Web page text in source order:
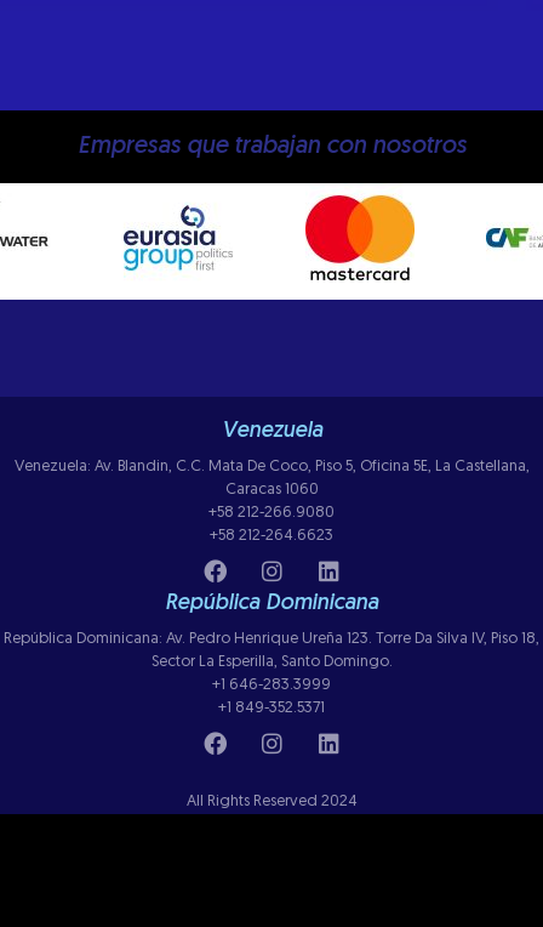
Empresas que trabajan con nosotros
Venezuela
Venezuela: Av. Blandin, C.C. Mata De Coco, Piso 5, Oficina 5E, La Castellana,
Caracas 1060
+58 212-266.9080
+58 212-264.6623
República Dominicana
República Dominicana: Av. Pedro Henrique Ureña 123. Torre Da Silva IV, Piso 18,
Sector La Esperilla, Santo Domingo.
+1 646-283.3999
+1 849-352.5371
All Rights Reserved 2024